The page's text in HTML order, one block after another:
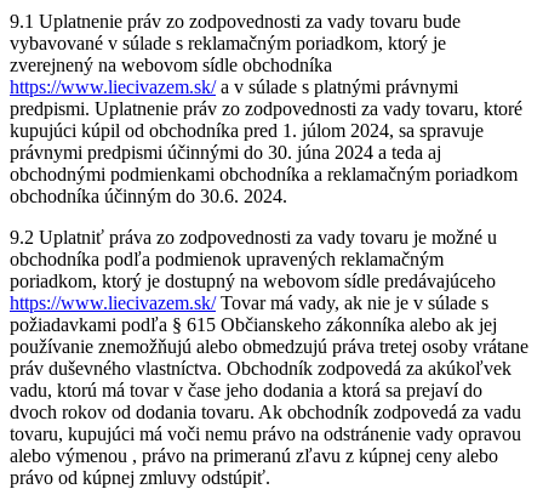
9.1 Uplatnenie práv zo zodpovednosti za vady tovaru bude
vybavované v súlade s reklamačným poriadkom, ktorý je
zverejnený na webovom sídle obchodníka
https://www.liecivazem.sk/a v súlade s platnými právnymi
predpismi. Uplatnenie práv zo zodpovednosti za vady tovaru, ktoré
kupujúci kúpil od obchodníka pred 1. júlom 2024, sa spravuje
právnymi predpismi účinnými do 30. júna 2024 a teda aj
obchodnými podmienkami obchodníka a reklamačným poriadkom
obchodníka účinným do 30.6. 2024.
9.2 Uplatniť práva zo zodpovednosti za vady tovaru je možné u
obchodníka podľa podmienok upravených reklamačným
poriadkom, ktorý je dostupný na webovom sídle predávajúceho
https://www.liecivazem.sk/Tovar má vady, ak nie je v súlade s
požiadavkami podľa § 615 Občianskeho zákonníka alebo ak jej
používanie znemožňujú alebo obmedzujú práva tretej osoby vrátane
práv duševného vlastníctva. Obchodník zodpovedá za akúkoľvek
vadu, ktorú má tovar v čase jeho dodania a ktorá sa prejaví do
dvoch rokov od dodania tovaru. Ak obchodník zodpovedá za vadu
tovaru, kupujúci má voči nemu právo na odstránenie vady opravou
alebo výmenou , právo na primeranú zľavu z kúpnej ceny alebo
právo od kúpnej zmluvy odstúpiť.